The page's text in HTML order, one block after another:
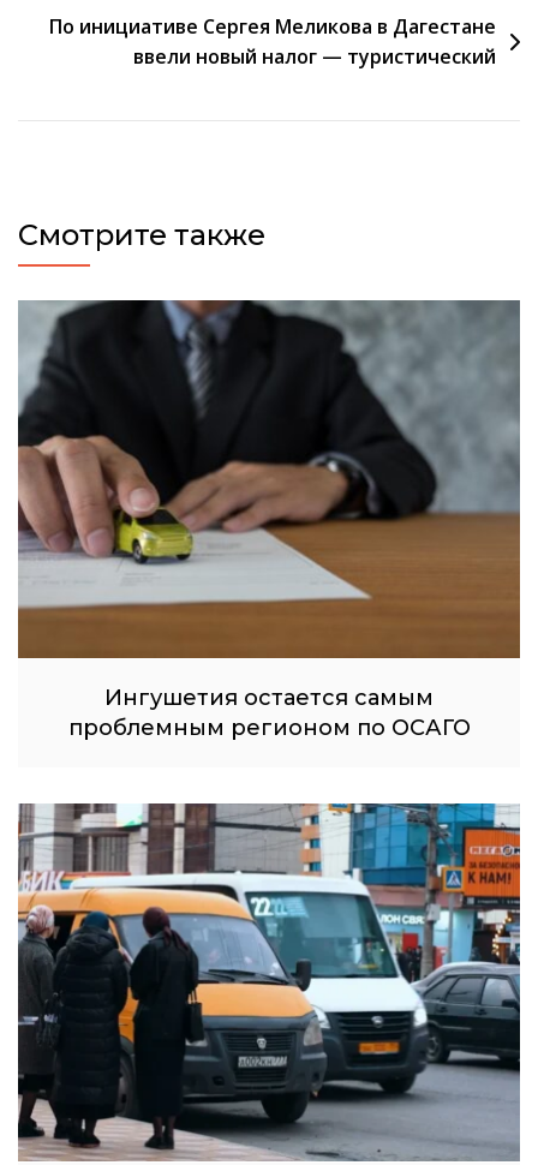
По инициативе Сергея Меликова в Дагестане
ввели новый налог — туристический
Смотрите также
Ингушетия остается самым
проблемным регионом по ОСАГО